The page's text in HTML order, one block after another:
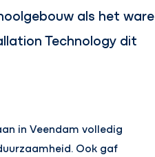
als het ware
Technology dit
in Veendam volledig
Ook gaf